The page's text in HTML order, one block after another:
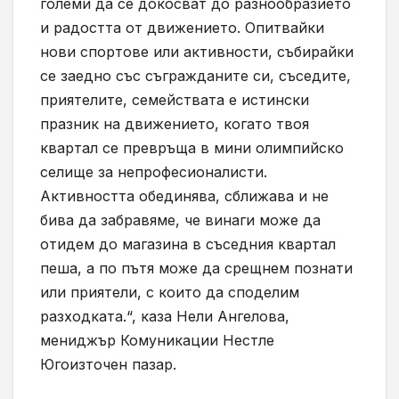
и радостта от движението. Опитвайки
нови спортове или активности, събирайки
се заедно със съгражданите си, съседите,
приятелите, семействата е истински
празник на движението, когато твоя
квартал се превръща в мини олимпийско
селище за непрофесионалисти.
Активността обединява, сближава и не
бива да забравяме, че винаги може да
отидем до магазина в съседния квартал
пеша, а по пътя може да срещнем познати
или приятели, с които да споделим
разходката.“, каза Нели Ангелова,
мениджър Комуникации Нестле
Югоизточен пазар.